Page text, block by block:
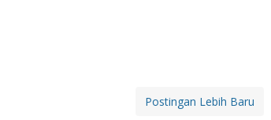
Postingan Lebih Baru